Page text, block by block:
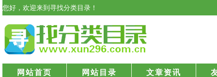
您好，欢迎来到寻找分类目录！
网站首页 网站目录 文章资讯